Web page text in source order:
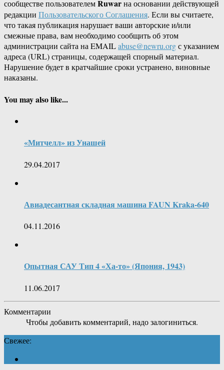
сообществе пользователемRuwarна основании действующей
редакции Пользовательского Соглашения. Если вы считаете,
что такая публикация нарушает ваши авторские и/или
смежные права, вам необходимо сообщить об этом
администрации сайта на EMAILabuse@newru.orgс указанием
адреса (URL) страницы, содержащей спорный материал.
Нарушение будет в кратчайшие сроки устранено, виновные
наказаны.
You may also like...
«Митчелл» из Унашей
29.04.2017
Авиадесантная складная машина FAUN Kraka-640
04.11.2016
Опытная САУ Тип 4 «Ха-то» (Япония, 1943)
11.06.2017
Комментарии
Чтобы добавить комментарий, надо залогиниться.
Свежее: